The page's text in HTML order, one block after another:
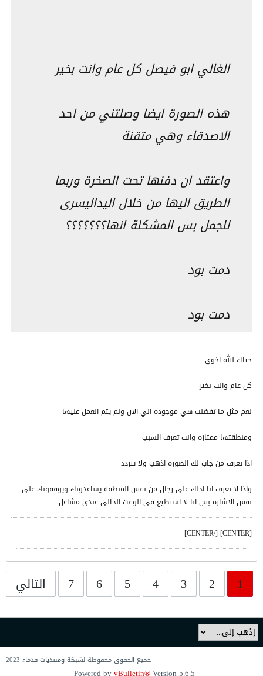
الغالي ابو فيصل كل عام وانت بخير
هذه الصورة ايضا وصلتني من احد
الاصدقاء وهي متقنة
واعتقد ان دفنها تحت الصخرة وربما
الطريق اليها من خلال اليداليسرى
للجمل بس المشكلة انها؟؟؟؟؟؟؟
دمت بود
دمت بود
حياك الله اخوي
كل عام وانت بخير
نعم مثل ما تفضلت هي موجوده الي الان ولم يتم العمل عليها
ومنطقتها ممتازه وانت تعرف السبب
اذا تعرف من جاب لك الصوره اذهب ولا تتردد
واذا لا تعرف انا ادلك علي رجال من نفس المنطقه يساعدونك ويوقفونك علي
نفس الاشاره بس انا لا استطيع في الوقت الحالي عندي مشاغل
[CENTER] [/CENTER]
1
2
3
4
5
6
7 التالي
جميع الحقوق محفوظة لشبكة ومنتديات قدماء 2023